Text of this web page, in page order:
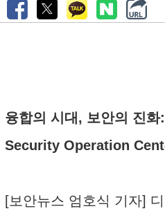
융합의 시대, 보안의 진
Security Operation
[보안뉴스 엄호식 기자]